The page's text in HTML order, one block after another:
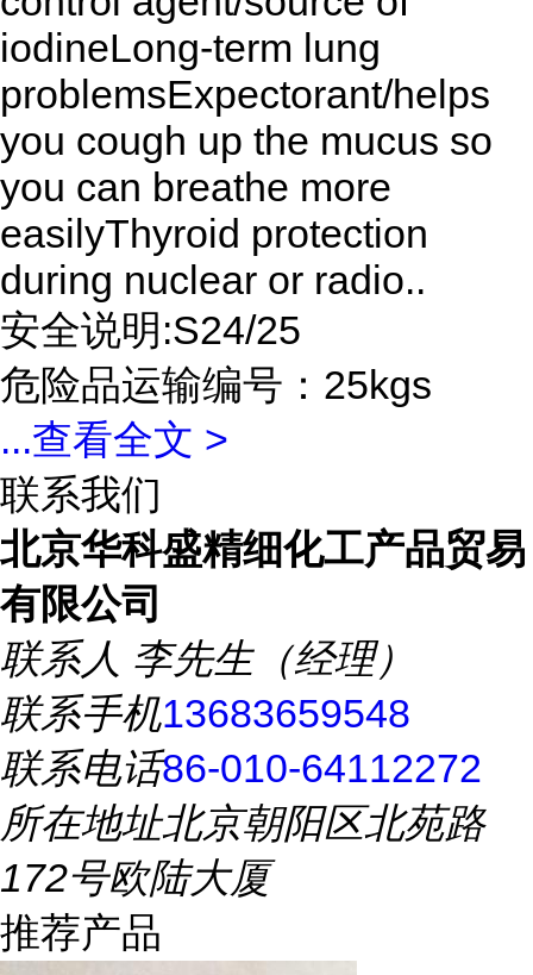
iodineLong-term lung
problemsExpectorant/helps
you cough up the mucus so
you can breathe more
easilyThyroid protection
during nuclear or radio..
安全说明:S24/25
危险品运输编号：25kgs
...查看全文 >
联系我们
北京华科盛精细化工产品贸易
有限公司
联系人 李先生（经理）
联系手机13683659548
联系电话86-010-64112272
所在地址北京朝阳区北苑路
172号欧陆大厦
推荐产品